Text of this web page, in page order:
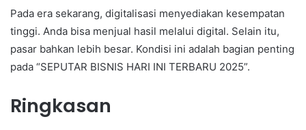
Pada era sekarang, digitalisasi menyediakan kesempatan
tinggi. Anda bisa menjual hasil melalui digital. Selain itu,
pasar bahkan lebih besar. Kondisi ini adalah bagian penting
pada “SEPUTAR BISNIS HARI INI TERBARU 2025”.
Ringkasan